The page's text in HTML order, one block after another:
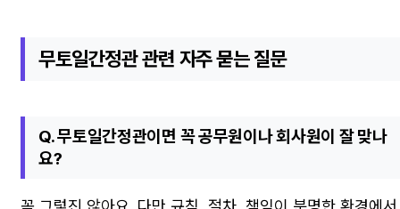
무토일간정관 관련 자주 묻는 질문
Q. 무토일간정관이면 꼭 공무원이나 회사원이 잘 맞나
요?